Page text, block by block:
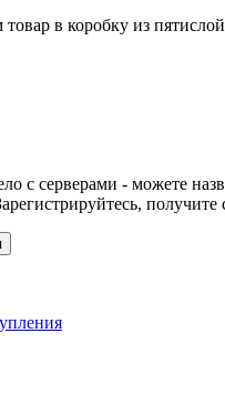
в коробку из
с серверами - можете
получите